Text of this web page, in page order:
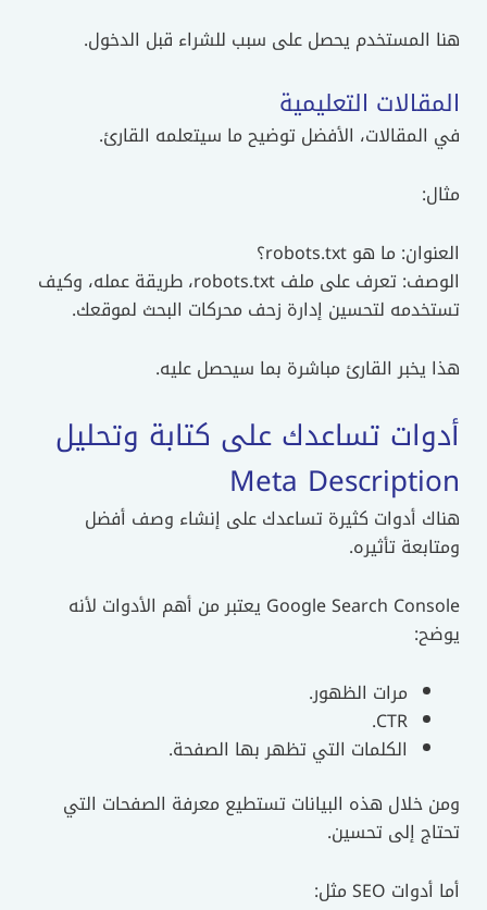
هنا المستخدم يحصل على سبب للشراء قبل الدخول.
المقالات التعليمية
في المقالات، الأفضل توضيح ما سيتعلمه القارئ.
مثال:
العنوان: ما هو robots.txt؟
الوصف: تعرف على ملف robots.txt، طريقة عمله، وكيف
تستخدمه لتحسين إدارة زحف محركات البحث لموقعك.
هذا يخبر القارئ مباشرة بما سيحصل عليه.
أدوات تساعدك على كتابة وتحليل
Meta Description
هناك أدوات كثيرة تساعدك على إنشاء وصف أفضل
ومتابعة تأثيره.
Google Search Console يعتبر من أهم الأدوات لأنه
يوضح:
مرات الظهور.
CTR.
الكلمات التي تظهر بها الصفحة.
ومن خلال هذه البيانات تستطيع معرفة الصفحات التي
تحتاج إلى تحسين.
أما أدوات SEO مثل: